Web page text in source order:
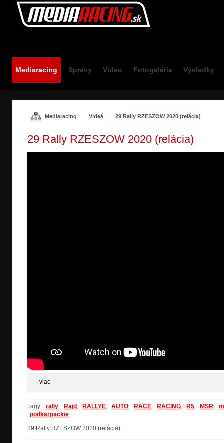
Mediaracing.sk
Mediaracing Správy Video Fotogaléria Výsledky
Mediaracing Videá 29 Rally RZESZOW 2020 (relácia)
29 Rally RZESZOW 2020 (relácia)
viac
Tagy: rally, Rajd , RALLYE, AUTO, RACE, RACING, R5, MSR,
podkarpackie
29 Rally RZESZOW 2020 (relácia)